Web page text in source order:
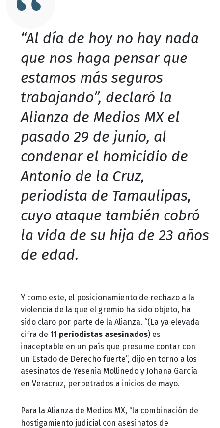
“Al día de hoy no hay nada
que nos haga pensar que
estamos más seguros
trabajando”, declaró la
Alianza de Medios MX el
pasado 29 de junio, al
condenar el homicidio de
Antonio de la Cruz,
periodista de Tamaulipas,
cuyo ataque también cobró
la vida de su hija de 23 años
de edad.
Y como este, el posicionamiento de rechazo a la
violencia de la que el gremio ha sido objeto, ha
sido claro por parte de la Alianza. “(La ya elevada
cifra de 11 periodistas asesinados) es
inaceptable en un país que presume contar con
un Estado de Derecho fuerte”, dijo en torno a los
asesinatos de Yesenia Mollinedo y Johana García
en Veracruz, perpetrados a inicios de mayo.
Para la Alianza de Medios MX, “la combinación de
hostigamiento judicial con asesinatos de